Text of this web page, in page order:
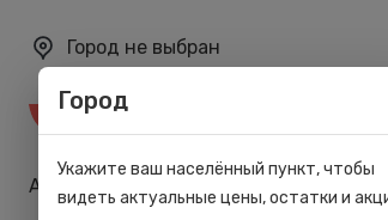
Город не выбран
Акции Карта лояльности
Город
Укажите ваш населённый пункт, чтобы
видеть актуальные цены, остатки и